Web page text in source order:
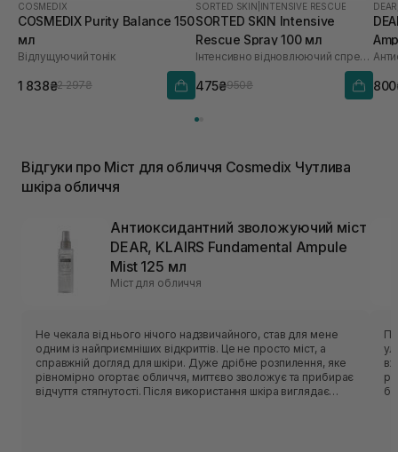
COSMEDIX
COSMEDIX Purity Balance 150
мл
Відлущуючий тонік
1 838₴2 297₴
SORTED SKIN INTENSIVE RESCUE
SORTED SKIN Intensive
Rescue Spray 100 мл
Інтенсивно відновлюючий спрей для шкіри
475₴950₴
Відгуки про Міст для обличчя Cosmedix Чутлива
шкіра обличчя
Антиоксидантний зволожуючий міст
DEAR, KLAIRS Fundamental Ampule
Mist 125 мл
Міст для обличчя
Не чекала від нього нічого надзвичайного, став для мене
одним із найприємніших відкриттів. Це не просто міст, а
справжній догляд для шкіри. Дуже дрібне розпилення, яке
рівномірно огортає обличчя, миттєво зволожує та прибирає
відчуття стягнутості. Після використання шкіра виглядає